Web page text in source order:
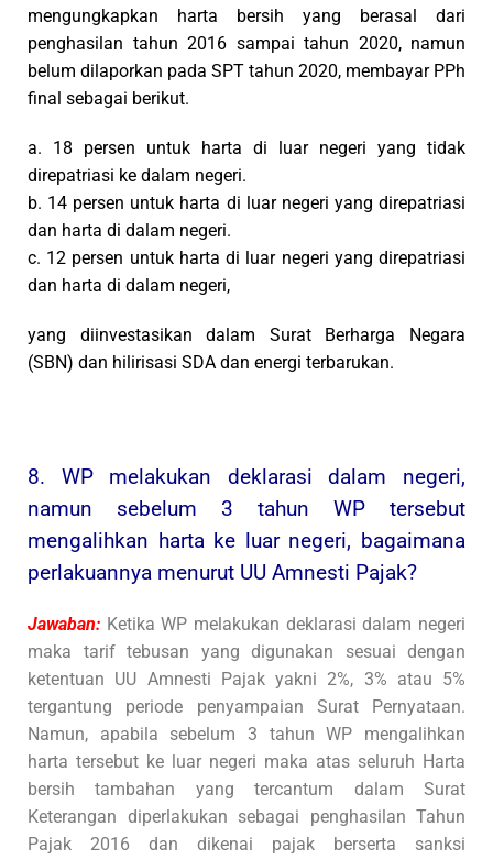
mengungkapkan harta bersih yang berasal dari
penghasilan tahun 2016 sampai tahun 2020, namun
belum dilaporkan pada SPT tahun 2020, membayar PPh
final sebagai berikut.
a. 18 persen untuk harta di luar negeri yang tidak
direpatriasi ke dalam negeri.
b. 14 persen untuk harta di luar negeri yang direpatriasi
dan harta di dalam negeri.
c. 12 persen untuk harta di luar negeri yang direpatriasi
dan harta di dalam negeri,
yang diinvestasikan dalam Surat Berharga Negara
(SBN) dan hilirisasi SDA dan energi terbarukan.
8. WP melakukan deklarasi dalam negeri,
namun sebelum 3 tahun WP tersebut
mengalihkan harta ke luar negeri, bagaimana
perlakuannya menurut UU Amnesti Pajak?
Jawaban: Ketika WP melakukan deklarasi dalam negeri
maka tarif tebusan yang digunakan sesuai dengan
ketentuan UU Amnesti Pajak yakni 2%, 3% atau 5%
tergantung periode penyampaian Surat Pernyataan.
Namun, apabila sebelum 3 tahun WP mengalihkan
harta tersebut ke luar negeri maka atas seluruh Harta
bersih tambahan yang tercantum dalam Surat
Keterangan diperlakukan sebagai penghasilan Tahun
Pajak 2016 dan dikenai pajak berserta sanksi